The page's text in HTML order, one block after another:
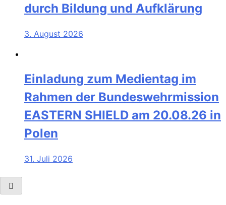
durch Bildung und Aufklärung
3. August 2026
Einladung zum Medientag im
Rahmen der Bundeswehrmission
EASTERN SHIELD am 20.08.26 in
Polen
31. Juli 2026